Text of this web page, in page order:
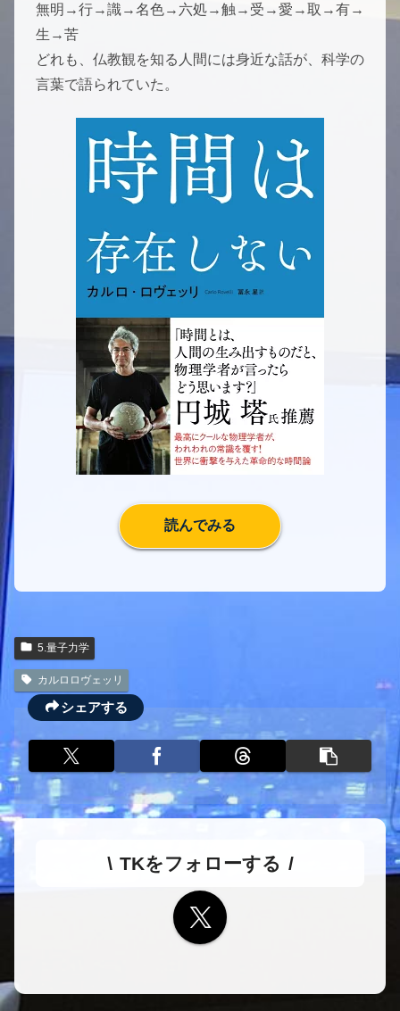
無明→行→識→名色→六処→触→受→愛→取→有→
生→苦
どれも、仏教観を知る人間には身近な話が、科学の
言葉で語られていた。
読んでみる
5.量子力学
カルロロヴェッリ
シェアする
TKをフォローする